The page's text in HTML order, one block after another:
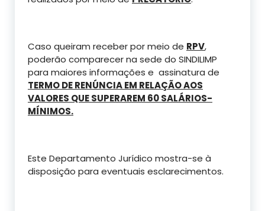
Caso queiram receber por meio de RPV,
poderão comparecer na sede do SINDILIMP
para maiores informações e assinatura de
TERMO DE RENÚNCIA EM RELAÇÃO AOS
VALORES QUE SUPERAREM 60 SALÁRIOS-
MÍNIMOS.
Este Departamento Jurídico mostra-se à
disposição para eventuais esclarecimentos.